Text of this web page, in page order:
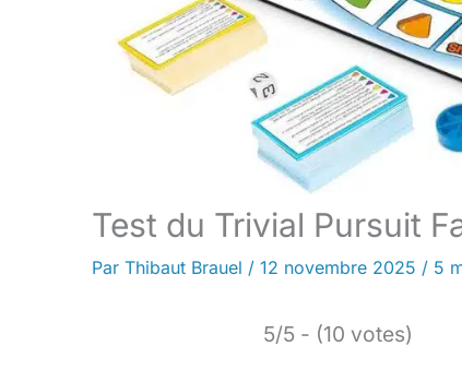
Test du Trivial Pursuit
Par Thibaut Brauel / 12 novembre 2025 / 5
5/5 - (10 votes)